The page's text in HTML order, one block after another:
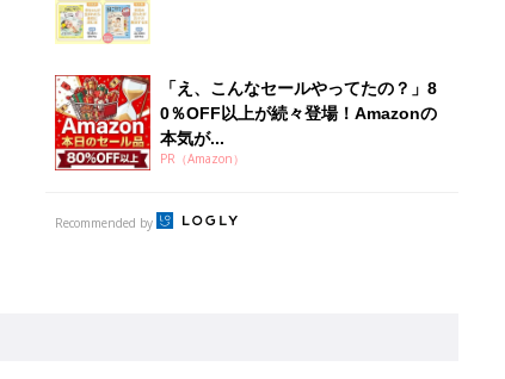
「え、こんなセールやってたの？」8
0％OFF以上が続々登場！Amazonの
本気が...
PR（Amazon）
Recommended by